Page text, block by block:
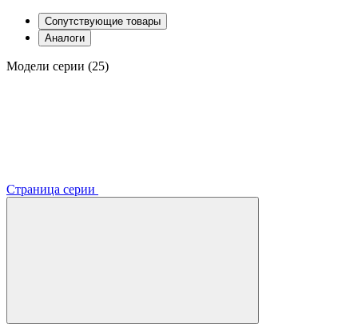
Сопутствующие товары
Аналоги
Модели серии (25)
Страница серии